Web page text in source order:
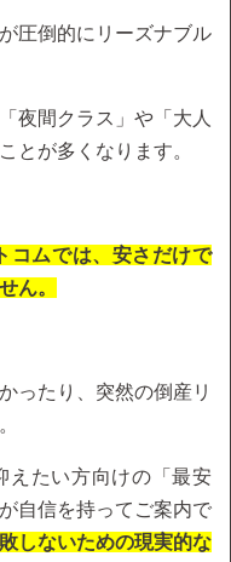
圧倒的にリーズナブル
夜間クラス」や「大人
とが多くなります。
コムでは、安さだけで
ん。
ったり、突然の倒産リ
えたい方向けの「最安
自信を持ってご案内で
しないための現実的な